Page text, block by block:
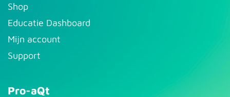
S​hop
Educatie Dashboard
Mijn account
Support
Pro-aQt